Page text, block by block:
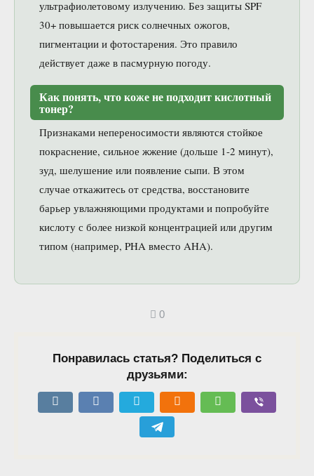
ультрафиолетовому излучению. Без защиты SPF
30+ повышается риск солнечных ожогов,
пигментации и фотостарения. Это правило
действует даже в пасмурную погоду.
Как понять, что коже не подходит кислотный
тонер?
Признаками непереносимости являются стойкое
покраснение, сильное жжение (дольше 1-2 минут),
зуд, шелушение или появление сыпи. В этом
случае откажитесь от средства, восстановите
барьер увлажняющими продуктами и попробуйте
кислоту с более низкой концентрацией или другим
типом (например, PHA вместо AHA).
0
Понравилась статья? Поделиться с
друзьями: